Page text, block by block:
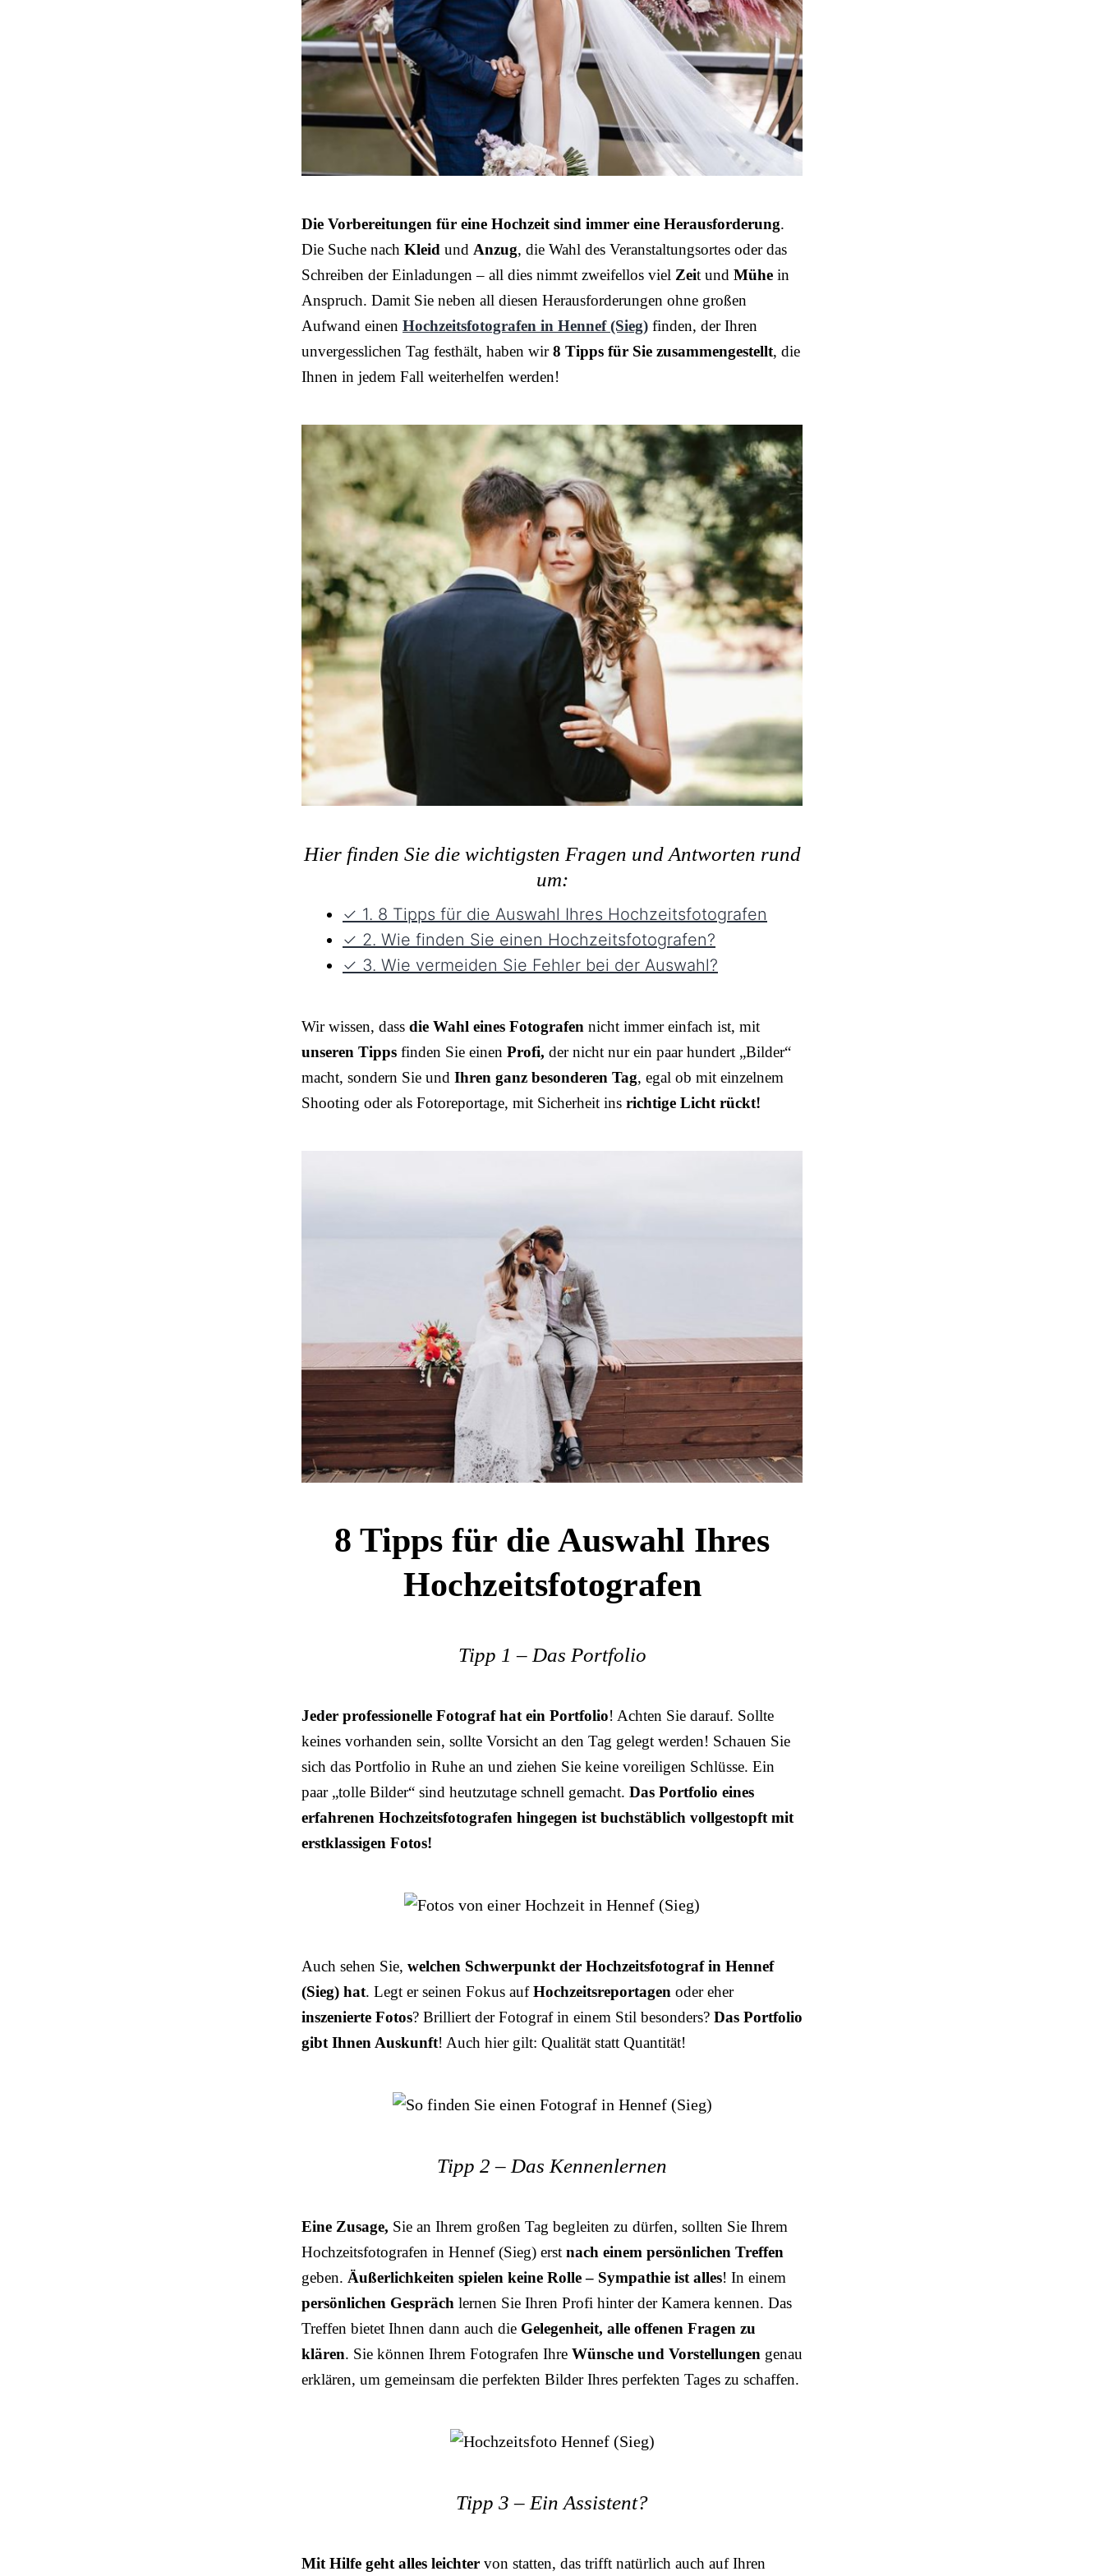
Die Vorbereitungen für eine Hochzeit sind immer eine Herausforderung.
Die Suche nach Kleid und Anzug, die Wahl des Veranstaltungsortes oder das
Schreiben der Einladungen – all dies nimmt zweifellos viel Zeit und Mühe in
Anspruch. Damit Sie neben all diesen Herausforderungen ohne großen
Aufwand einen Hochzeitsfotografen in Hennef (Sieg) finden, der Ihren
unvergesslichen Tag festhält, haben wir8 Tipps für Sie zusammengestellt, die
Ihnen in jedem Fall weiterhelfen werden!
Hier finden Sie die wichtigsten Fragen und Antworten rund
um:
✓ 1. 8 Tipps für die Auswahl Ihres Hochzeitsfotografen
✓ 2. Wie finden Sie einen Hochzeitsfotografen?
✓ 3. Wie vermeiden Sie Fehler bei der Auswahl?
Wir wissen, dass die Wahl eines Fotografen nicht immer einfach ist, mit
unseren Tipps finden Sie einen Profi, der nicht nur ein paar hundert „Bilder“
macht, sondern Sie und Ihren ganz besonderen Tag, egal ob mit einzelnem
Shooting oder als Fotoreportage, mit Sicherheit ins richtige Licht rückt!
8 Tipps für die Auswahl Ihres
Hochzeitsfotografen
Tipp 1 – Das Portfolio
Jeder professionelle Fotograf hat ein Portfolio! Achten Sie darauf. Sollte
keines vorhanden sein, sollte Vorsicht an den Tag gelegt werden! Schauen Sie
sich das Portfolio in Ruhe an und ziehen Sie keine voreiligen Schlüsse. Ein
paar „tolle Bilder“ sind heutzutage schnell gemacht. Das Portfolio eines
erfahrenen Hochzeitsfotografen hingegen ist buchstäblich vollgestopft mit
erstklassigen Fotos!
Auch sehen Sie, welchen Schwerpunkt der Hochzeitsfotograf in Hennef
(Sieg) hat. Legt er seinen Fokus aufHochzeitsreportagen oder eher
inszenierte Fotos? Brilliert der Fotograf in einem Stil besonders? Das Portfolio
gibt Ihnen Auskunft! Auch hier gilt: Qualität statt Quantität!
Tipp 2 – Das Kennenlernen
Eine Zusage, Sie an Ihrem großen Tag begleiten zu dürfen, sollten Sie Ihrem
Hochzeitsfotografen in Hennef (Sieg) erst nach einem persönlichen Treffen
geben. Äußerlichkeiten spielen keine Rolle – Sympathie ist alles! In einem
persönlichen Gespräch lernen Sie Ihren Profi hinter der Kamera kennen. Das
Treffen bietet Ihnen dann auch die Gelegenheit, alle offenen Fragen zu
klären. Sie können Ihrem Fotografen Ihre Wünsche und Vorstellungen genau
erklären, um gemeinsam die perfekten Bilder Ihres perfekten Tages zu schaffen.
Tipp 3 – Ein Assistent?
Mit Hilfe geht alles leichter von statten, das trifft natürlich auch auf Ihren